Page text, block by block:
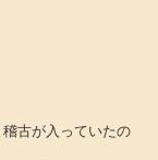
古が入っていたの